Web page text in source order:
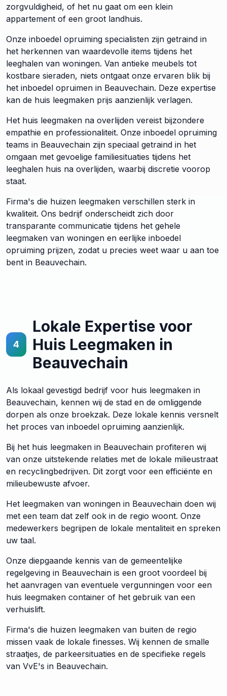
zorgvuldigheid, of het nu gaat om een klein
appartement of een groot landhuis.
Onze inboedel opruiming specialisten zijn getraind in
het herkennen van waardevolle items tijdens het
leeghalen van woningen. Van antieke meubels tot
kostbare sieraden, niets ontgaat onze ervaren blik bij
het inboedel opruimen in Beauvechain. Deze expertise
kan de huis leegmaken prijs aanzienlijk verlagen.
Het huis leegmaken na overlijden vereist bijzondere
empathie en professionaliteit. Onze inboedel opruiming
teams in Beauvechain zijn speciaal getraind in het
omgaan met gevoelige familiesituaties tijdens het
leeghalen huis na overlijden, waarbij discretie voorop
staat.
Firma's die huizen leegmaken verschillen sterk in
kwaliteit. Ons bedrijf onderscheidt zich door
transparante communicatie tijdens het gehele
leegmaken van woningen en eerlijke inboedel
opruiming prijzen, zodat u precies weet waar u aan toe
bent in Beauvechain.
4
Lokale Expertise voor
Huis Leegmaken in
Beauvechain
Als lokaal gevestigd bedrijf voor huis leegmaken in
Beauvechain, kennen wij de stad en de omliggende
dorpen als onze broekzak. Deze lokale kennis versnelt
het proces van inboedel opruiming aanzienlijk.
Bij het huis leegmaken in Beauvechain profiteren wij
van onze uitstekende relaties met de lokale milieustraat
en recyclingbedrijven. Dit zorgt voor een efficiënte en
milieubewuste afvoer.
Het leegmaken van woningen in Beauvechain doen wij
met een team dat zelf ook in de regio woont. Onze
medewerkers begrijpen de lokale mentaliteit en spreken
uw taal.
Onze diepgaande kennis van de gemeentelijke
regelgeving in Beauvechain is een groot voordeel bij
het aanvragen van eventuele vergunningen voor een
huis leegmaken container of het gebruik van een
verhuislift.
Firma's die huizen leegmaken van buiten de regio
missen vaak de lokale finesses. Wij kennen de smalle
straatjes, de parkeersituaties en de specifieke regels
van VvE's in Beauvechain.